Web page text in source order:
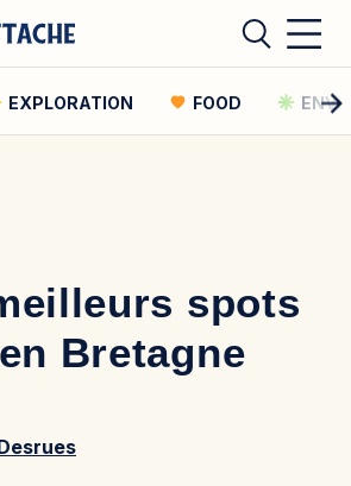
EXPLORATION FOOD
nous vous aider ?
spots
Bretagne